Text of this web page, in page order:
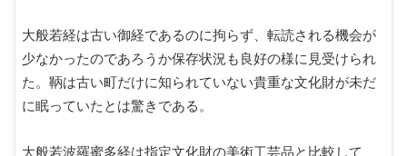
大般若経は古い御経であるのに拘らず、転読される機会が
少なかったのであろうか保存状況も良好の様に見受けられ
た。鞆は古い町だけに知られていない貴重な文化財が未だ
に眠っていたとは驚きである。
大般若波羅蜜多経は指定文化財の美術工芸品と比較して